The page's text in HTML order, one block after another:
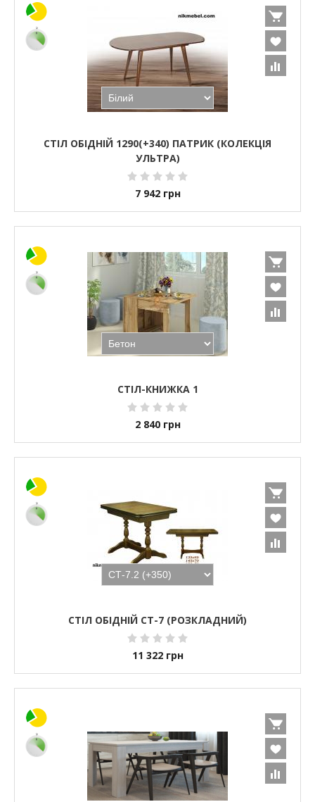
СТІЛ ОБІДНІЙ 1290(+340) ПАТРИК (КОЛЕКЦІЯ
УЛЬТРА)
7 942 грн
СТІЛ-КНИЖКА 1
2 840 грн
СТІЛ ОБІДНІЙ СТ-7 (РОЗКЛАДНИЙ)
11 322 грн